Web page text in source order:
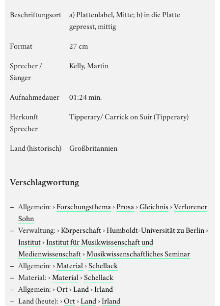
Beschriftungsort
a) Plattenlabel, Mitte; b) in die Platte
gepresst, mittig
Format
27 cm
Sprecher /
Sänger
Kelly, Martin
Aufnahmedauer
01:24 min.
Herkunft
Sprecher
Tipperary/ Carrick on Suir (Tipperary)
Land (historisch) Großbritannien
Verschlagwortung
Allgemein:›Forschungsthema›Prosa›Gleichnis›Verlorener
Sohn
Verwaltung:›Körperschaft›Humboldt-Universität zu Berlin›
Institut›Institut für Musikwissenschaft und
Medienwissenschaft›Musikwissenschaftliches Seminar
Allgemein:›Material›Schellack
Material:›Material›Schellack
Allgemein:›Ort›Land›Irland
Land (heute):›Ort›Land›Irland